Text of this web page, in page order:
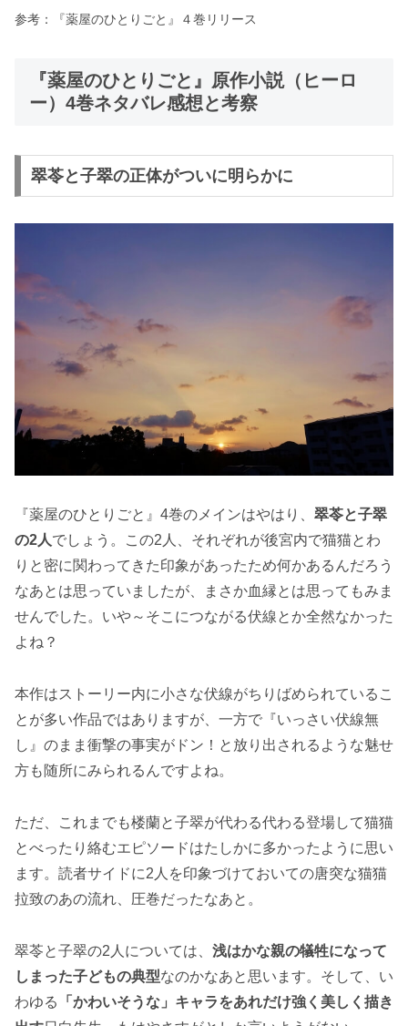
参考：『薬屋のひとりごと』４巻リリース
『薬屋のひとりごと』原作小説（ヒーロ
ー）4巻ネタバレ感想と考察
翠苓と子翠の正体がついに明らかに
『薬屋のひとりごと』4巻のメインはやはり、 翠苓と子翠
の2人でしょう。この2人、それぞれが後宮内で猫猫とわ
りと密に関わってきた印象があったため何かあるんだろう
なあとは思っていましたが、まさか血縁とは思ってもみま
せんでした。いや～そこにつながる伏線とか全然なかった
よね？
本作はストーリー内に小さな伏線がちりばめられているこ
とが多い作品ではありますが、一方で『いっさい伏線無
し』のまま衝撃の事実がドン！と放り出されるような魅せ
方も随所にみられるんですよね。
ただ、これまでも楼蘭と子翠が代わる代わる登場して猫猫
とべったり絡むエピソードはたしかに多かったように思い
ます。読者サイドに2人を印象づけておいての唐突な猫猫
拉致のあの流れ、圧巻だったなあと。
翠苓と子翠の2人については、 浅はかな親の犠牲になって
しまった子どもの典型なのかなあと思います。そして、い
わゆる
「かわいそうな」キャラをあれだけ強く美しく描き